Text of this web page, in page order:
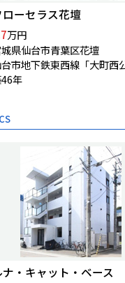
ローセラス花壇
万円
県仙台市青葉区花壇
年
ナ・キャット・ベース